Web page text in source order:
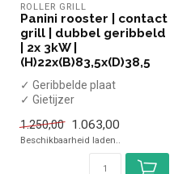
ROLLER GRILL
Panini rooster | contact
grill | dubbel geribbeld
| 2x 3kW |
(H)22x(B)83,5x(D)38,5
✓ Geribbelde plaat
✓ Gietijzer
✓ 2x 3 kW
1.250,00 1.063,00
Beschikbaarheid laden..